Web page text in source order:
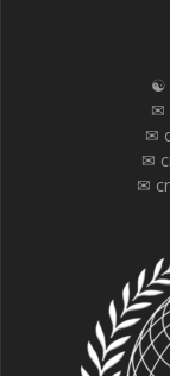
☯
✉
✉
✉
✉